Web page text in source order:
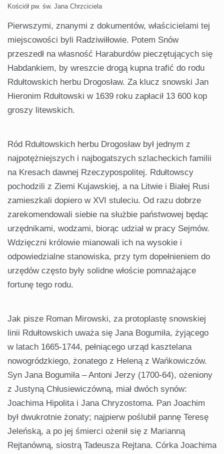
Kościół pw. św. Jana Chrzciciela
Pierwszymi, znanymi z dokumentów, właścicielami tej
miejscowości byli Radziwiłłowie. Potem Snów
przeszedł na własność Haraburdów pieczętujących się
Habdankiem, by wreszcie drogą kupna trafić do rodu
Rdułtowskich herbu Drogosław. Za klucz snowski Jan
Hieronim Rdułtowski w 1639 roku zapłacił 13 600 kop
groszy litewskich.
Ród Rdułtowskich herbu Drogosław był jednym z
najpotężniejszych i najbogatszych szlacheckich familii
na Kresach dawnej Rzeczypospolitej. Rdułtowscy
pochodzili z Ziemi Kujawskiej, a na Litwie i Białej Rusi
zamieszkali dopiero w XVI stuleciu. Od razu dobrze
zarekomendowali siebie na służbie państwowej będąc
urzędnikami, wodzami, biorąc udział w pracy Sejmów.
Wdzięczni królowie mianowali ich na wysokie i
odpowiedzialne stanowiska, przy tym dopełnieniem do
urzędów często były solidne włoście pomnażające
fortunę tego rodu.
Jak pisze Roman Mirowski, za protoplastę snowskiej
linii Rdułtowskich uważa się Jana Bogumiła, żyjącego
w latach 1665-1744, pełniącego urząd kasztelana
nowogródzkiego, żonatego z Heleną z Wańkowiczów.
Syn Jana Bogumiła – Antoni Jerzy (1700-64), ożeniony
z Justyną Chłusiewiczówną, miał dwóch synów:
Joachima Hipolita i Jana Chryzostoma. Pan Joachim
był dwukrotnie żonaty; najpierw poślubił pannę Teresę
Jeleńską, a po jej śmierci ożenił się z Marianną
Rejtanówną, siostrą Tadeusza Rejtana. Córka Joachima